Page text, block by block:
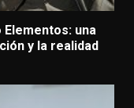
una
y la realidad